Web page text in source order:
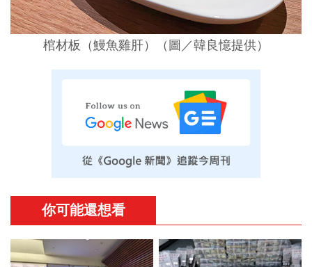
棺材板（鰻魚雞肝）（圖／韓良憶提供）